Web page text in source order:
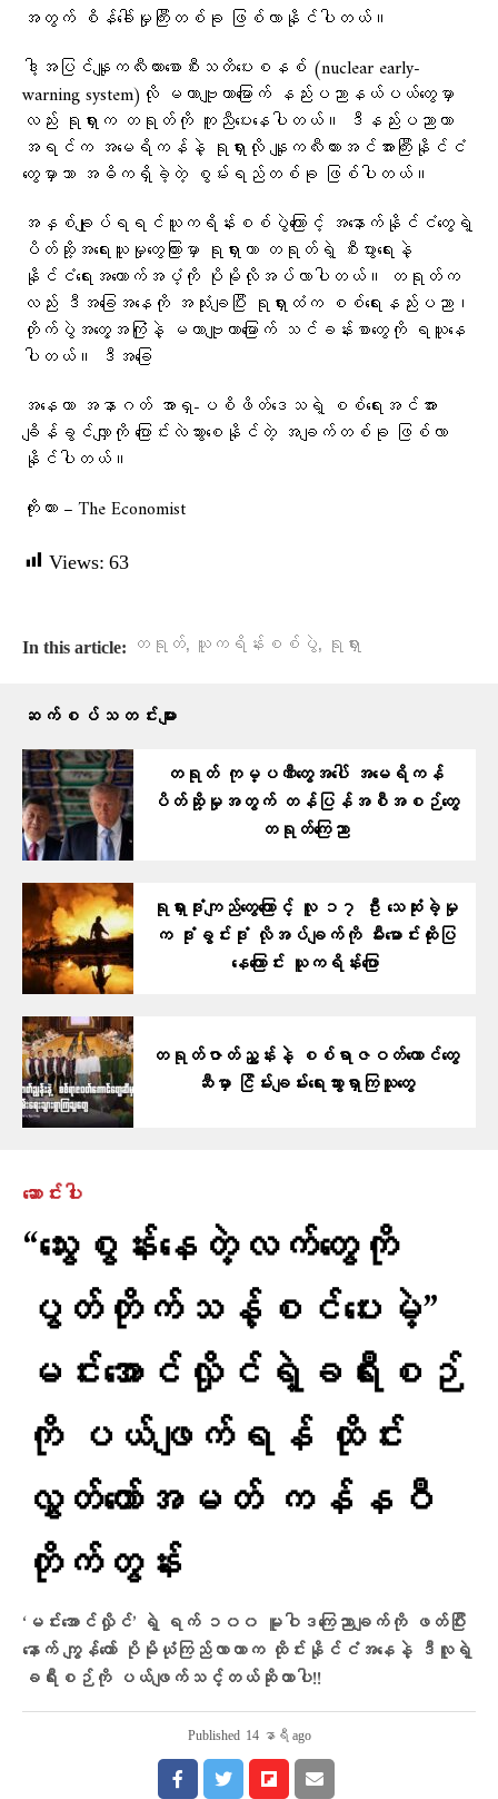
အတွက် စိန်ခေါ်မှုကြီးတစ်ခု ဖြစ်လာနိုင်ပါတယ်။
ဒါ့အပြင်နျူကလီးယားစောစီးသတိပေးစနစ် (nuclear early-
warning system)လို မဟာဗျူဟာမြောက် နည်းပညာနယ်ပယ်တွေမှာ
လည်း ရုရှားက တရုတ်ကို ကူညီပေးနေပါတယ်။ ဒီနည်းပညာဟာ
အရင်က အမေရိကန်နဲ့ ရုရှားလို နျူကလီးယားအင်အားကြီးနိုင်ငံ
တွေမှာသာ အဓိကရှိခဲ့တဲ့ စွမ်းရည်တစ်ခု ဖြစ်ပါတယ်။
အနှစ်ချုပ်ရရင်ယူကရိန်းစစ်ပွဲကြောင့် အနောက်နိုင်ငံတွေရဲ့
ပိတ်ဆို့အရေးယူမှုတွေကြားမှာ ရုရှားဟာ တရုတ်ရဲ့ စီးပွားရေးနဲ့
နိုင်ငံရေးအထောက်အပံ့ကို ပိုမိုလိုအပ်လာပါတယ်။ တရုတ်က
လည်း ဒီအခြေအနေကို အသုံးချပြီး ရုရှားထံက စစ်ရေးနည်းပညာ၊
တိုက်ပွဲအတွေ့အကြုံနဲ့ မဟာဗျူဟာမြောက် သင်ခန်းစာတွေကို ရယူနေ
ပါတယ်။ ဒီအခြေ
အနေဟာ အနာဂတ် အာရှ-ပစိဖိတ်ဒေသရဲ့ စစ်ရေးအင်အား
ချိန်ခွင်လျှာကို ပြောင်းလဲသွားစေနိုင်တဲ့ အချက်တစ်ခု ဖြစ်လာ
နိုင်ပါတယ်။
ကိုးကား – The Economist
Views: 63
In this article: တရုတ်, ယူကရိန်းစစ်ပွဲ, ရုရှား
ဆက်စပ်သတင်းများ
တရုတ် ကုမ္ပဏီတွေအပေါ် အမေရိကန်
ပိတ်ဆို့မှုအတွက် တန်ပြန်အစီအစဉ်တွေ
တရုတ်ကြေညာ
ရုရှားဒုံးကျည်တွေကြောင့် လူ ၁၇ ဦး သေဆုံးခဲ့မှု
က ဒုံးခွင်းဒုံး လိုအပ်ချက်ကို မီးမောင်းထိုးပြ
နေကြောင်း ယူကရိန်းပြော
တရုတ်ဇာတ်ညွှန်းနဲ့ ​စစ်ရာဇဝတ်​ကောင်​တွေ
ဆီမှာ ငြိမ်းချမ်း​ရေးသွားရှာကြသူ​​တွေ
ဆောင်းပါး
“သွေးစွန်းနေတဲ့လက်တွေကို
ပွတ်တိုက်သန့်စင်ပေးမဲ့”
မင်းအောင်လှိုင်ရဲ့ခရီးစဉ်
ကို ပယ်ဖျက်ရန် ထိုင်း
လွှတ်တော်အမတ် ကန်နဝီ
တိုက်တွန်း
‘မင်းအောင်လှိုင်’ ရဲ့ ရက် ၁၀၀ မူဝါဒကြေညာချက်ကို ဖတ်ပြီး
နောက် ကျွန်တော် ပိုမိုယုံကြည်လာတာက ထိုင်းနိုင်ငံအနေနဲ့ ဒီလူရဲ့
ခရီးစဉ်ကို ပယ်ဖျက်သင့်တယ်ဆိုတာပါ!!
Published 14 နာရီ ago